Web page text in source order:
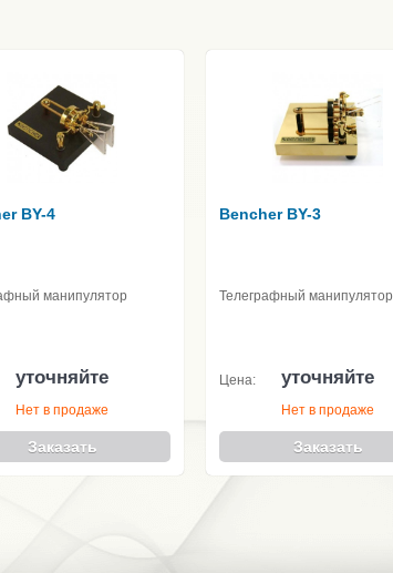
BY-4
манипулятор
уточняйте
Нет в продаже
Заказать
Bencher BY-3
Телеграфный манипулятор
Цена: уточняйте
Нет в продаже
Заказать